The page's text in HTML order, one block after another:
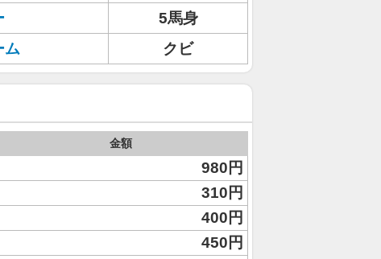
5馬身
ム クビ
金額
980円
310円
400円
450円